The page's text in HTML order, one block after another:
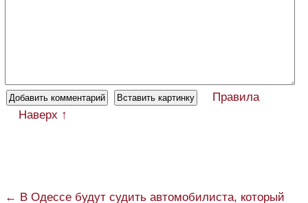
Правила
Наверх ↑
← В Одессе будут судить автомобилиста, который